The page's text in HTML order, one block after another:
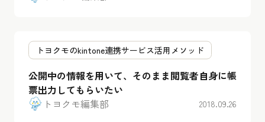
トヨクモのkintone連携サービス活用メソッド
公開中の情報を用いて、そのまま閲覧者自身に帳
票出力してもらいたい
トヨクモ編集部
2018.09.26